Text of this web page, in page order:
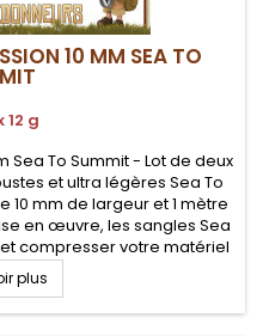
10 MM SEA TO
12 g
Sea To Summit - Lot de deux
et ultra légères Sea To
10 mm de largeur et 1 mètre
en œuvre, les sangles Sea
compresser votre matériel
(sac de couchage,
plus